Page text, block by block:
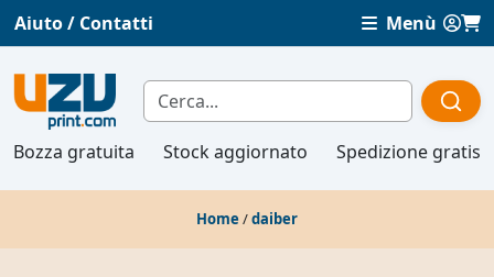
Aiuto / Contatti Menù
Bozza gratuita Stock aggiornato Spedizione gratis
Home /daiber